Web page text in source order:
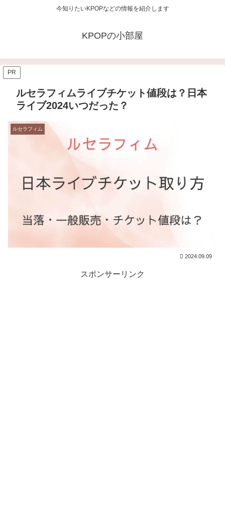
今知りたいKPOPなどの情報を紹介します
KPOPの小部屋
PR
ルセラフィムライブチケット値段は？日本
ライブ2024いつだった？
ルセラフィム
2024.09.09
スポンサーリンク